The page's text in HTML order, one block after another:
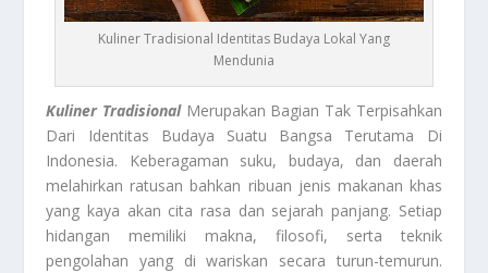
Kuliner Tradisional Identitas Budaya Lokal Yang
Mendunia
Kuliner TradisionalMerupakan Bagian Tak Terpisahkan
Dari Identitas Budaya Suatu Bangsa Terutama Di
Indonesia. Keberagaman suku, budaya, dan daerah
melahirkan ratusan bahkan ribuan jenis makanan khas
yang kaya akan cita rasa dan sejarah panjang. Setiap
hidangan memiliki makna, filosofi, serta teknik
pengolahan yang di wariskan secara turun-temurun.